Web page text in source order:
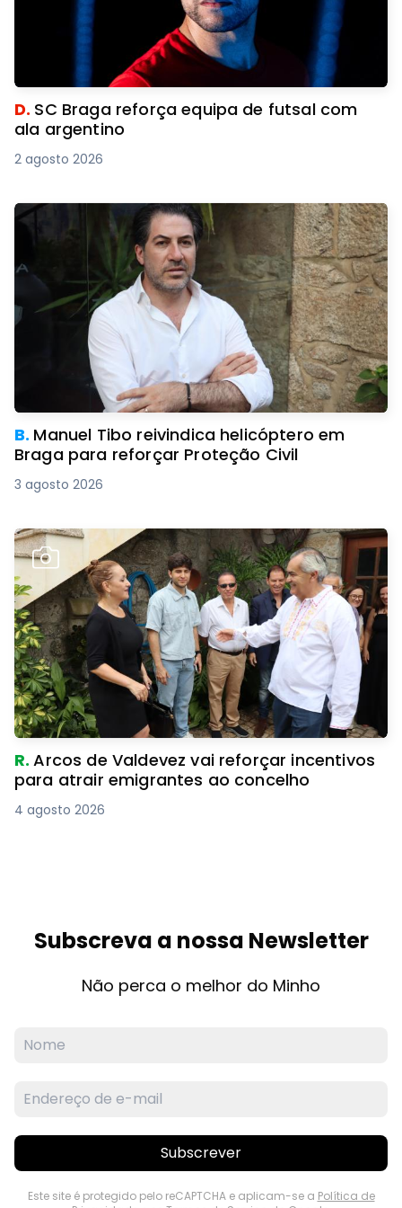
D. SC Braga reforça equipa de futsal com
ala argentino
2 agosto 2026
B. Manuel Tibo reivindica helicóptero em
Braga para reforçar Proteção Civil
3 agosto 2026
R.Arcos de Valdevez vai reforçar incentivos
para atrair emigrantes ao concelho
4 agosto 2026
Subscreva a nossa Newsletter
Não perca o melhor do Minho
Subscrever
Este site é protegido pelo reCAPTCHA e aplicam-se a Política de